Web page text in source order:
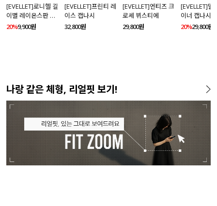
[EVELLET]로니헬 길
이별 레이온스판 끈
나시
20%9,900원
[EVELLET]프린티 레
이스 캡나시
32,800원
[EVELLET]엔티즈 크
로셰 뷔스티에
29,800원
[EVELLET]델
이너 캡나시
20%29,800원
나랑 같은 체형, 리얼핏 보기!